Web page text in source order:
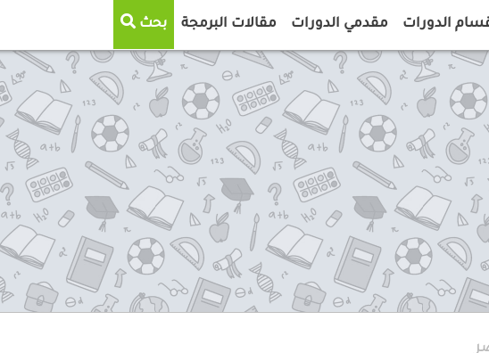
الدورات مقدمي الدورات مقالات البرمجة بحث